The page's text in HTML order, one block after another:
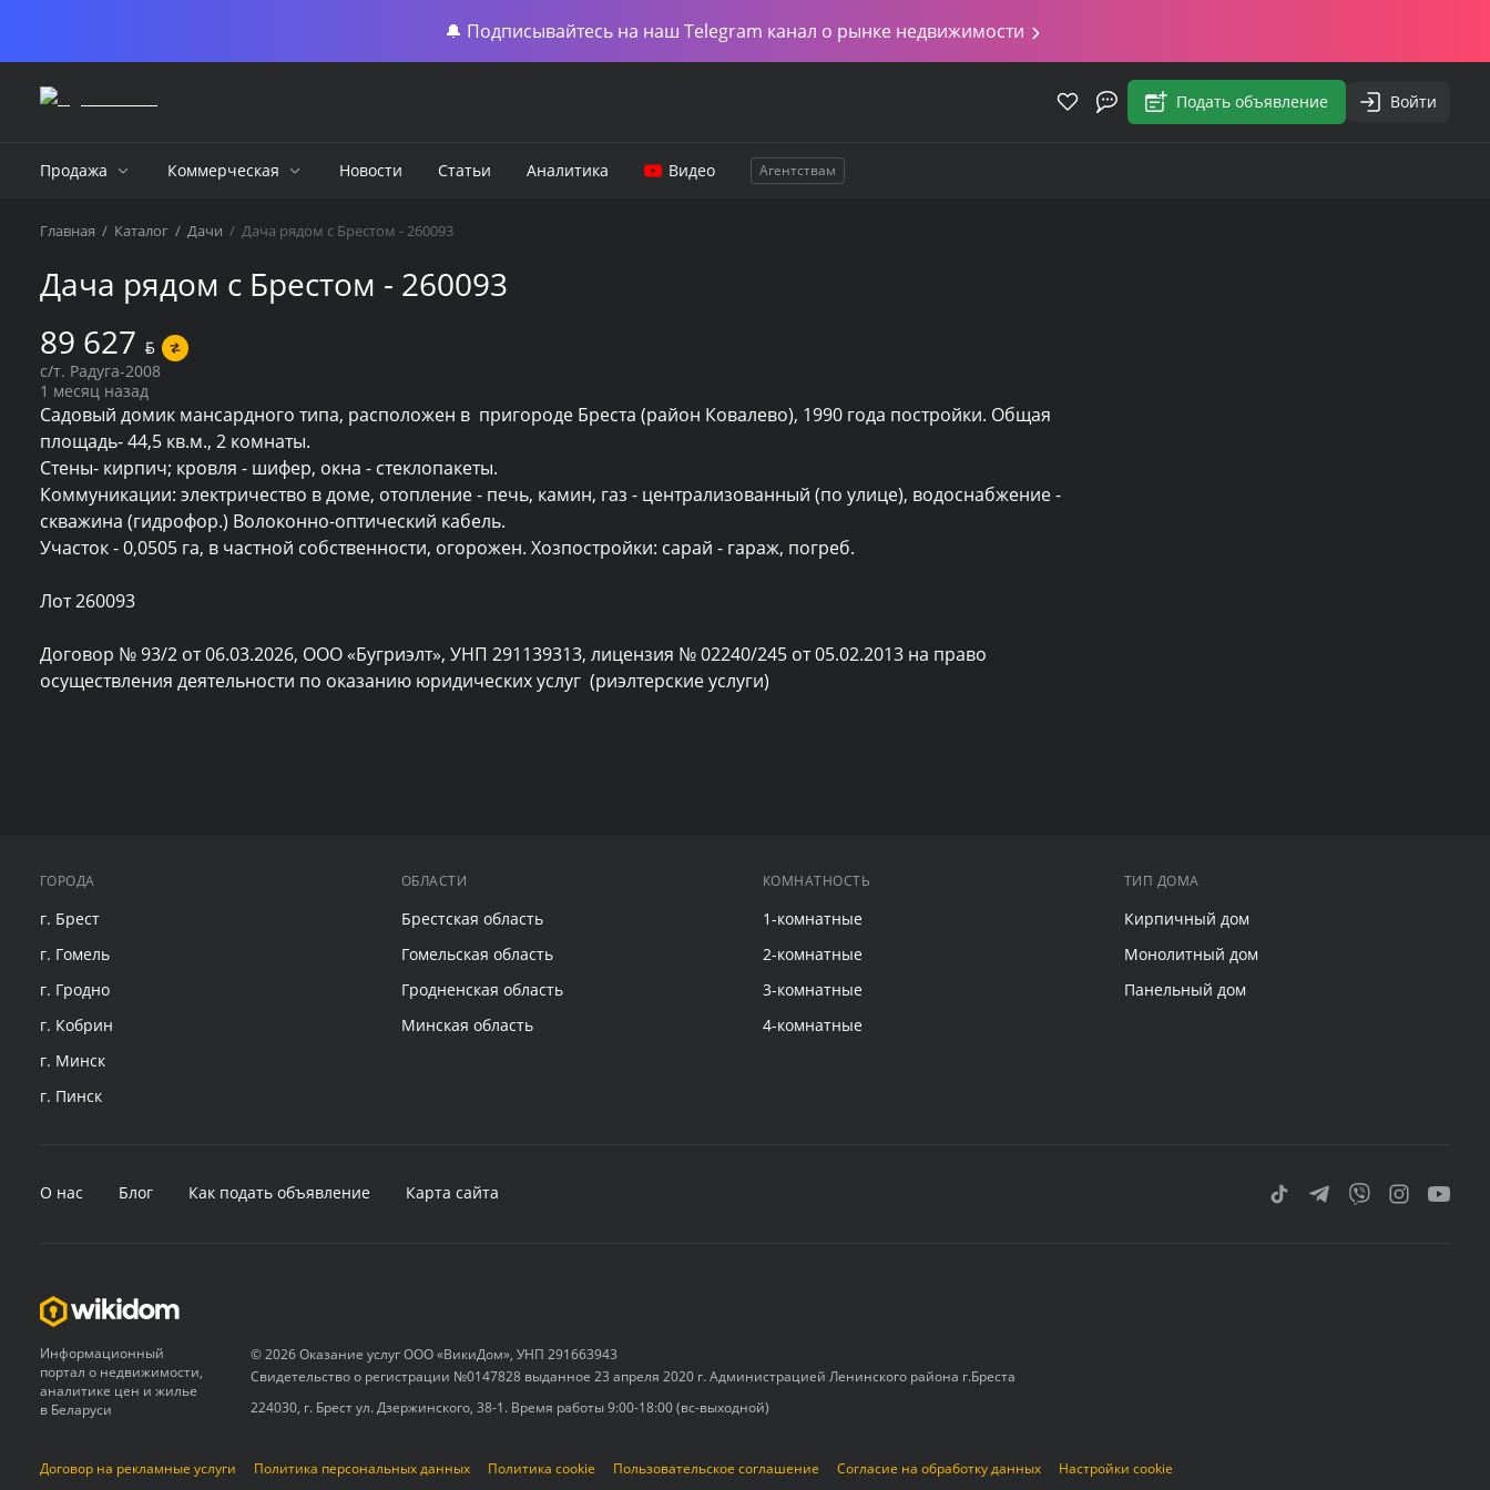
🔔 Подписывайтесь на наш Telegram канал о рынке недвижимости
Подать объявление Войти
Продажа Коммерческая Новости Статьи Аналитика Видео Агентствам
Главная / Каталог / Дачи / Дача рядом с Брестом - 260093
Дача рядом с Брестом - 260093
89 627 BYN
с/т. Радуга-2008
1 месяц назад
Садовый домик мансардного типа, расположен в  пригороде Бреста (район Ковалево), 1990 года постройки. Общая
площадь- 44,5 кв.м., 2 комнаты.
Стены- кирпич; кровля - шифер, окна - стеклопакеты.
Коммуникации: электричество в доме, отопление - печь, камин, газ - централизованный (по улице), водоснабжение -
скважина (гидрофор.) Волоконно-оптический кабель.
Участок - 0,0505 га, в частной собственности, огорожен. Хозпостройки: сарай - гараж, погреб.
Лот 260093
Договор № 93/2 от 06.03.2026, ООО «Бугриэлт», УНП 291139313, лицензия № 02240/245 от 05.02.2013 на право
осуществления деятельности по оказанию юридических услуг  (риэлтерские услуги)
ГОРОДА
г. Брест
г. Гомель
г. Гродно
г. Кобрин
г. Минск
г. Пинск
ОБЛАСТИ
Брестская область
Гомельская область
Гродненская область
Минская область
КОМНАТНОСТЬ
1-комнатные
2-комнатные
3-комнатные
4-комнатные
ТИП ДОМА
Кирпичный дом
Монолитный дом
Панельный дом
О нас Блог Как подать объявление Карта сайта
Информационный
портал о недвижимости,
аналитике цен и жилье
в Беларуси
© 2026 Оказание услуг ООО «ВикиДом», УНП 291663943
Свидетельство о регистрации №0147828 выданное 23 апреля 2020 г. Администрацией Ленинского района г.Бреста
224030, г. Брест ул. Дзержинского, 38-1. Время работы 9:00-18:00 (вс-выходной)
Договор на рекламные услуги Политика персональных данных Политика cookie Пользовательское соглашение Согласие на обработку данных Настройки cookie